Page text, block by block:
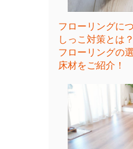
フローリングに
しっこ対策とは
フローリングの
床材をご紹介！